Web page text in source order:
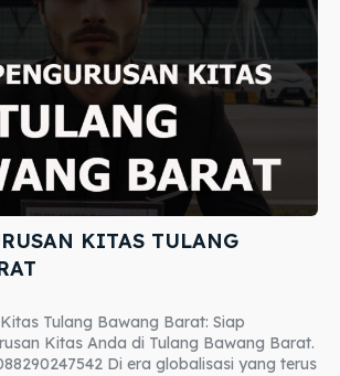
KITAS TULANG
Tulang Bawang Barat: Siap
Kitas Anda di Tulang Bawang Barat.
Di era globalisasi yang terus